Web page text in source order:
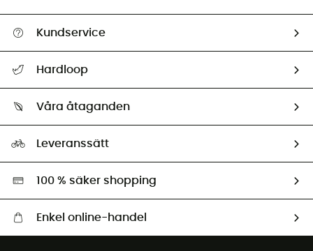
Kundservice
Retur & återbetalning
Hardloop
Ambassadörer
Våra åtaganden
Miljöanpassat urval
Leveranssätt
100 % säker shopping
Enkel online-handel